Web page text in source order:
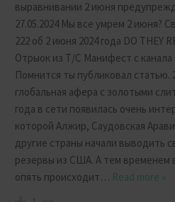
выравнивании 2 июня
27.05.2024 Мы все умрем 2 июня?
222 об 2 июня 2024 года DO THEY
Отрыок из Т/С Манифест с
Помнится ты публиковал статью.
глобальная афера с золотыми
года в сети появилась очень
которой Алжир, Саудовская
другие страны начали выводить
резервы из США. А тем временем
опять происходит… Read more »